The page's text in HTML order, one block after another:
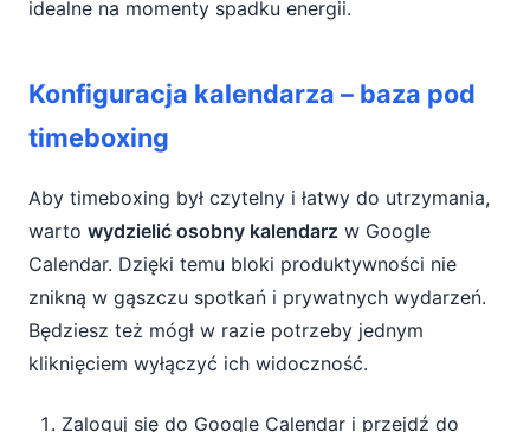
idealne na momenty spadku energii.
Konfiguracja kalendarza – baza pod
timeboxing
Aby timeboxing był czytelny i łatwy do utrzymania,
warto wydzielić osobny kalendarz w Google
Calendar. Dzięki temu bloki produktywności nie
znikną w gąszczu spotkań i prywatnych wydarzeń.
Będziesz też mógł w razie potrzeby jednym
kliknięciem wyłączyć ich widoczność.
Zaloguj się do Google Calendar i przejdź do